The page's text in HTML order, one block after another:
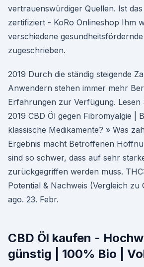
vertrauenswürdiger Quellen. Ist
zertifiziert - KoRo Onlineshop Ihm
verschiedene
zugeschrieben.
2019 Durch die ständig steigende
Anwendern stehen immer mehr
Erfahrungen zur Verfügung. Lesen
2019 CBD Öl gegen Fibromyalgie |
klassische Medikamente? » Was
Ergebnis macht Betroffenen
sind so schwer, dass auf sehr
zurückgegriffen werden muss.
Potential & Nachweis (Vergleich zu
ago. 23. Febr.
CBD Öl kaufen -
günstig | 100% Bio |